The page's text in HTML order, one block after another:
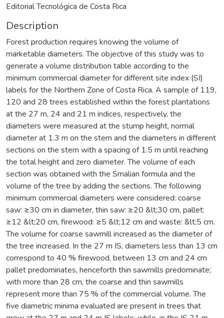
Editorial Tecnológica de Costa Rica
Description
Forest production requires knowing the volume of
marketable diameters. The objective of this study was to
generate a volume distribution table according to the
minimum commercial diameter for different site index (SI)
labels for the Northern Zone of Costa Rica. A sample of 119,
120 and 28 trees established within the forest plantations
at the 27 m, 24 and 21 m indices, respectively, the
diameters were measured at the stump height, normal
diameter at 1.3 m on the stem and the diameters in different
sections on the stem with a spacing of 1.5 m until reaching
the total height and zero diameter. The volume of each
section was obtained with the Smalian formula and the
volume of the tree by adding the sections. The following
minimum commercial diameters were considered: coarse
saw: ≥30 cm in diameter, thin saw: ≥20 &lt;30 cm, pallet:
≥12 &lt;20 cm, firewood: ≥5 &lt;12 cm and waste: &lt;5 cm.
The volume for coarse sawmill increased as the diameter of
the tree increased. In the 27 m IS, diameters less than 13 cm
correspond to 40 % firewood, between 13 cm and 24 cm
pallet predominates, henceforth thin sawmills predominate;
with more than 28 cm, the coarse and thin sawmills
represent more than 75 % of the commercial volume. The
five diametric minima evaluated are present in trees that